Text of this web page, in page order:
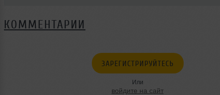
КОММЕНТАРИИ
ЗАРЕГИСТРИРУЙТЕСЬ
Или
войдите на сайт